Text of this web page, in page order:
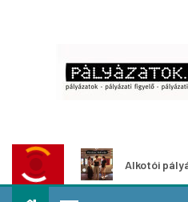
Alkotói pályázat